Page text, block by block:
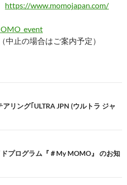
https://www.momojapan.com/
止の場合はご案内予定）
リング｢ULTRA JPN (ウルトラ ジャ
プログラム『＃My MOMO』 のお知